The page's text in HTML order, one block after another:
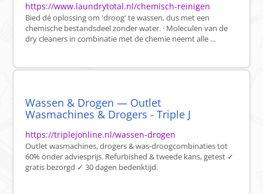
https://www.laundrytotal.nl/chemisch-reinigen
Bied dé oplossing om 'droog' te wassen, dus met een
chemische bestandsdeel zonder water. · Moleculen van de
dry cleaners in combinatie met de chemie neemt alle ...
Wassen & Drogen — Outlet
Wasmachines & Drogers - Triple J
https://triplejonline.nl/wassen-drogen
Outlet wasmachines, drogers & was-droogcombinaties tot
60% onder adviesprijs. Refurbished & tweede kans, getest ✓
gratis bezorgd ✓ 30 dagen bedenktijd.